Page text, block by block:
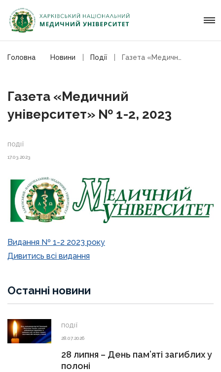
Головна Новини Події
Газета «Медичний
університет» № 1-2, 2023
ПОДІЇ
17.03.2023
Видання № 1-2 2023 року
Дивитись всі видання
Останні новини
ПОДІЇ
28.07.2026
28 липня – День пам’яті загиблих у
полоні